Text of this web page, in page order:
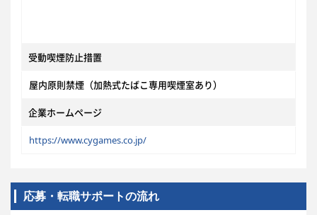
受動喫煙防止措置
屋内原則禁煙（加熱式たばこ専用喫煙室あり）
企業ホームページ
https://www.cygames.co.jp/
応募・転職サポートの流れ